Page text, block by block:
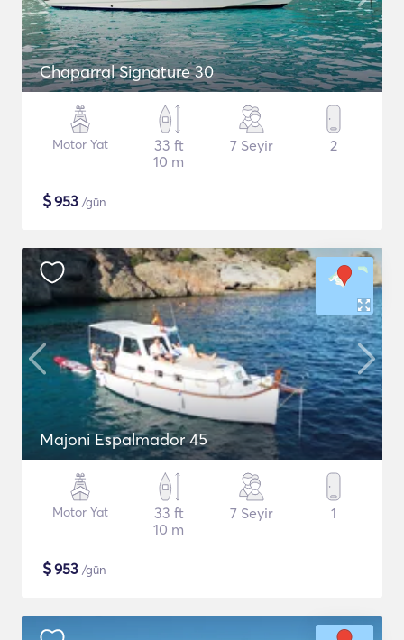
Chaparral Signature 30
Motor Yat
33 ft
10 m
7 Seyir 2
$953 /gün
Majoni Espalmador 45
Motor Yat
33 ft
10 m
7 Seyir 1
$953 /gün